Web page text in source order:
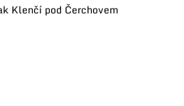
Klenčí pod Čerchovem